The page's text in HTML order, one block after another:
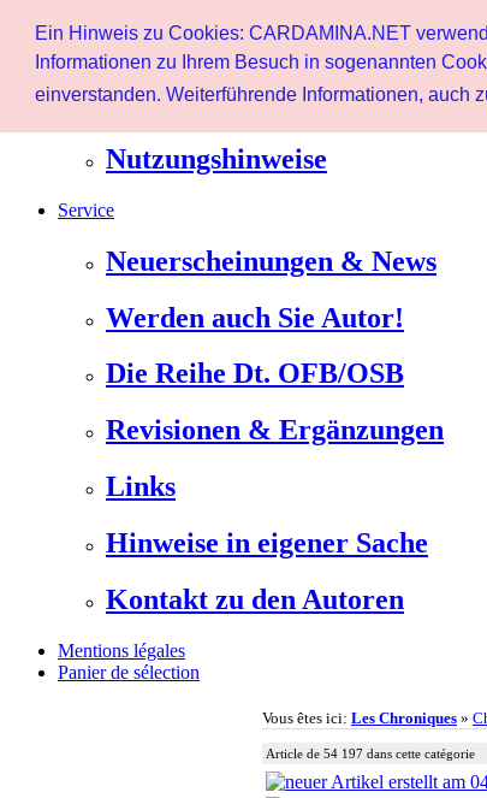
Ein Hinweis zu Cookies: CARDAMINA.NET
Informationen zu Ihrem Besuch in sogenannten
einverstanden. Weiterführende Informationen, auch
Page d'accueil
Client
lettre d'information
Nutzungshinweise
Service
Neuerscheinungen & News
Werden auch Sie Autor!
Die Reihe Dt. OFB/OSB
Revisionen & Ergänzungen
Links
Hinweise in eigener Sache
Kontakt zu den Autoren
Mentions légales
Panier de sélection
Vous êtes ici: Les Chroniques »
Article de 54 197 dans cette catégorie